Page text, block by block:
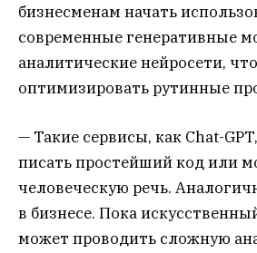
бизнесменам начать
современные генеративные
аналитические нейросети,
оптимизировать рутинные
— Такие сервисы, как Chat-
писать простейший код или
человеческую речь.
в бизнесе. Пока
может проводить сложную